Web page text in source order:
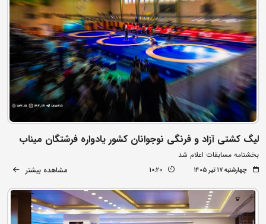
لیگ کشتی آزاد و فرنگی نوجوانان کشور یادواره فرشتگان میناب
بخشنامه مسابقات اعلام شد
چهارشنبه ۱۷ تیر ۱۴۰۵ 10:20 مشاهده بیشتر